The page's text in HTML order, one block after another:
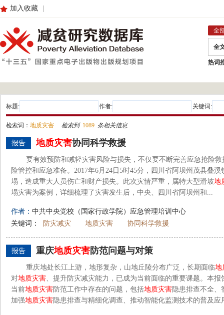
加入收藏
全
全
热词
标题: 作者: 关键词:
检索词： 地质灾害 检索到 1089 条相关信息
报告 地质灾害协同科学救援
要有效预防和减轻灾害风险与损失，不仅要不断完善应急抢险
险管控和应急准备。2017年6月24日5时45分，四川省阿坝州茂县叠
塌，造成重大人员伤亡和财产损失。此次灾情严重，属特大型滑坡地
塌灾害为案例，详细梳理了灾害发生后，中央、四川省阿坝州和...
作者： 中共中央党校（国家行政学院）应急管理培训中心
关键词：
防灾减灾 地质灾害 协同科学救援
报告 重庆地质灾害防范问题与对策
重庆地处长江上游，地形复杂，山地丘陵分布广泛，长期面临地
对地质灾害、提升防灾减灾能力，已成为当前面临的重要课题。本报
当前地质灾害防范工作中存在的问题，包括地质灾害隐患排查不全、
加强地质灾害隐患排查与精细化调查、推动智能化监测技术的普及